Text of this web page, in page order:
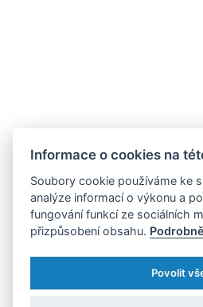
Král jménem veltlín
Podíl modrých moštových hroznů v
roste, aktuálně jde zhruba o
i podíl produkce modrých hroznů
Informace o cookies na
Soubory cookie používáme ke
analýze informací o výkonu a
fungování funkcí ze sociálních
přizpůsobení obsahu.
Povolit